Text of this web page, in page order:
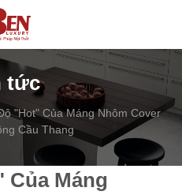
tức
"Hot" Của Máng Nhôm Cover
Cầu Thang
Của Máng